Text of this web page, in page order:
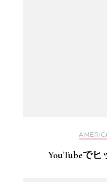
YouTubeでヒ